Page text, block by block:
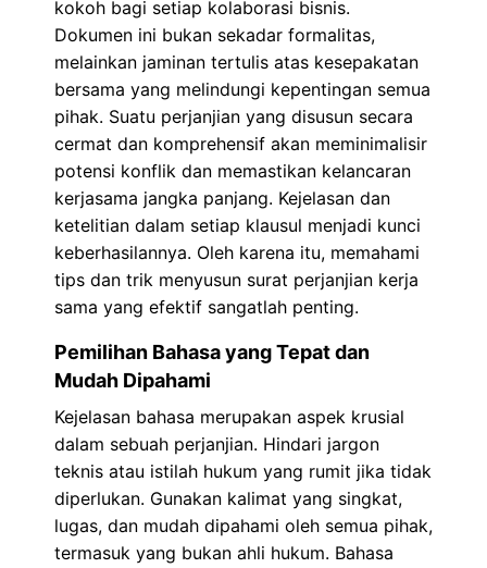
kokoh bagi setiap kolaborasi bisnis.
Dokumen ini bukan sekadar formalitas,
melainkan jaminan tertulis atas kesepakatan
bersama yang melindungi kepentingan semua
pihak. Suatu perjanjian yang disusun secara
cermat dan komprehensif akan meminimalisir
potensi konflik dan memastikan kelancaran
kerjasama jangka panjang. Kejelasan dan
ketelitian dalam setiap klausul menjadi kunci
keberhasilannya. Oleh karena itu, memahami
tips dan trik menyusun surat perjanjian kerja
sama yang efektif sangatlah penting.
Pemilihan Bahasa yang Tepat dan
Mudah Dipahami
Kejelasan bahasa merupakan aspek krusial
dalam sebuah perjanjian. Hindari jargon
teknis atau istilah hukum yang rumit jika tidak
diperlukan. Gunakan kalimat yang singkat,
lugas, dan mudah dipahami oleh semua pihak,
termasuk yang bukan ahli hukum. Bahasa